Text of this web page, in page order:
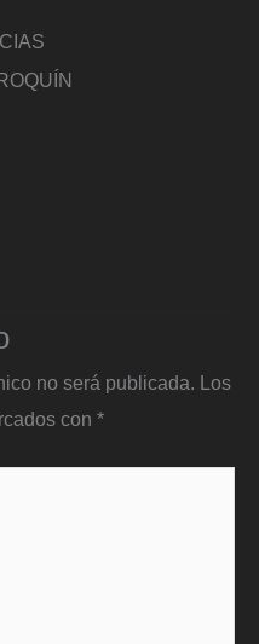
no será publicada. Los
con *